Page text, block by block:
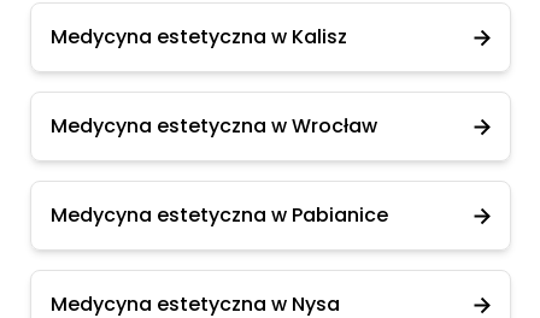
Medycyna estetyczna w Kalisz
Medycyna estetyczna w Wrocław
Medycyna estetyczna w Pabianice
Medycyna estetyczna w Nysa